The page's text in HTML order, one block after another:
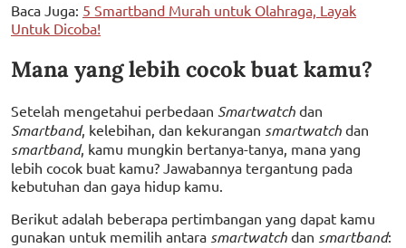
Baca Juga: 5 Smartband Murah untuk Olahraga, Layak
Untuk Dicoba!
Mana yang lebih cocok buat kamu?
Setelah mengetahui perbedaan Smartwatch dan
Smartband, kelebihan, dan kekurangan smartwatch dan
smartband, kamu mungkin bertanya-tanya, mana yang
lebih cocok buat kamu? Jawabannya tergantung pada
kebutuhan dan gaya hidup kamu.
Berikut adalah beberapa pertimbangan yang dapat kamu
gunakan untuk memilih antara smartwatch dan smartband: